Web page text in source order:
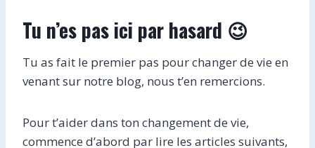
Tu n’es pas ici par hasard 😉
Tu as fait le premier pas pour changer de vie en
venant sur notre blog, nous t’en remercions.
Pour t’aider dans ton changement de vie,
commence d’abord par lire les articles suivants,